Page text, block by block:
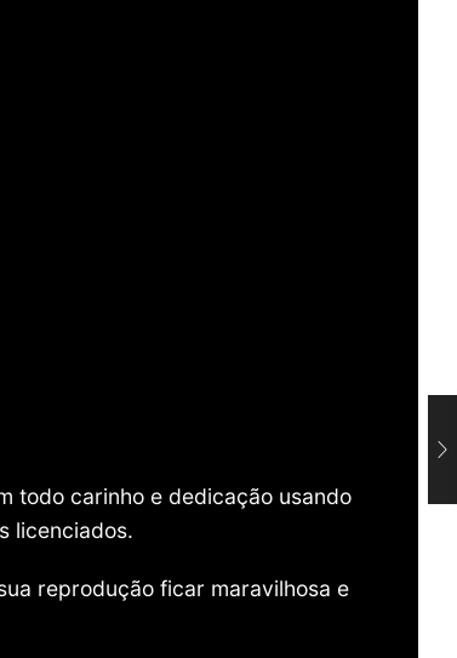
todo carinho e dedicação usando
licenciados.
reprodução ficar maravilhosa e